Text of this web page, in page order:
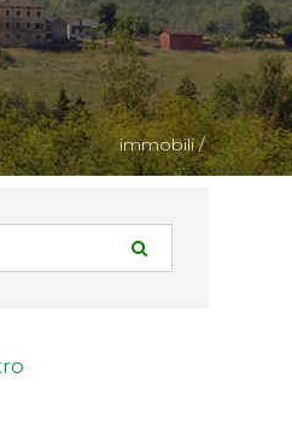
immobili/